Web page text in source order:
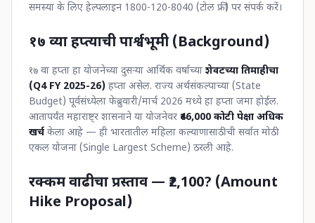
समस्या के लिए हेल्पलाइन 1800-120-8040 (टोल फ्री) पर संपर्क करें।
१७ व्या हप्त्याची पार्श्वभूमी (Background)
१७ वा हप्ता हा योजनेच्या दुसऱ्या आर्थिक वर्षाच्या शेवटच्या तिमाहीचा
(Q4 FY 2025-26) हप्ता असेल. राज्य अर्थसंकल्पाच्या (State
Budget) पूर्वसंध्येला फेब्रुवारी/मार्च 2026 मध्ये हा हप्ता जमा होईल.
आतापर्यंत महाराष्ट्र शासनाने या योजनेवर ₹46,000 कोटी पेक्षा अधिक
खर्च केला आहे — ही भारतातील महिला कल्याणासाठीची सर्वात मोठी
एकल योजना (Single Largest Scheme) ठरली आहे.
रक्कम वाढीचा प्रस्ताव — ₹2,100? (Amount
Hike Proposal)